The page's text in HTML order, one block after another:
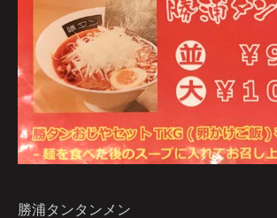
勝浦タンタンメン